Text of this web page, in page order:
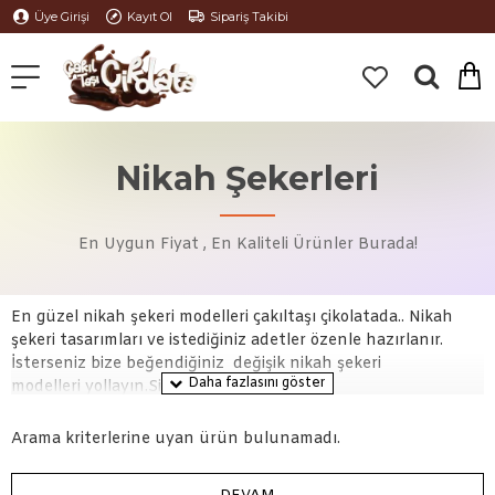
Üye Girişi Kayıt Ol Sipariş Takibi
Nikah Şekerleri
En Uygun Fiyat , En Kaliteli Ürünler Burada!
En güzel nikah şekeri modelleri çakıltaşı çikolatada.. Nikah
şekeri tasarımları ve istediğiniz adetler özenle hazırlanır.
İsterseniz bize beğendiğiniz değişik nikah şekeri
modelleri yollayın.Siz isteyin biz yapalım.
Arama kriterlerine uyan ürün bulunamadı.